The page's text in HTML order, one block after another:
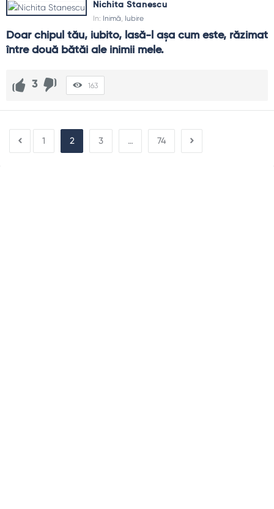
Nichita Stanescu
In: Inimă, Iubire
Doar chipul tău, iubito, lasă-l aşa cum este, răzimat
între două bătăi ale inimii mele.
3 163
1 2 3 … 74